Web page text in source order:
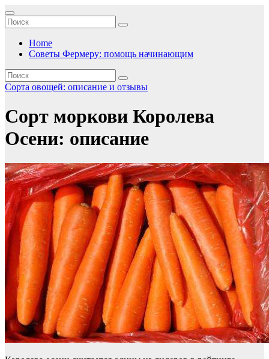
Перейти
к
содержимому
Home
Советы Фермеру: помощь начинающим
Сорта овощей: описание и отзывы
Сорт моркови Королева
Осени: описание